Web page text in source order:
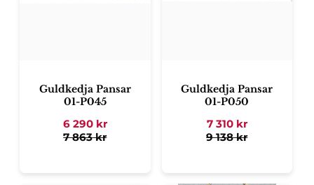
Guldkedja Pansar
01-P045
6 290kr
7 863kr
Guldkedja Pansar
01-P050
7 310kr
9 138kr